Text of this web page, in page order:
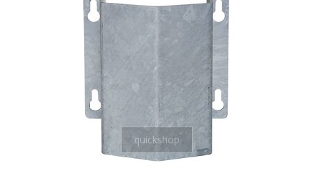
quickshop